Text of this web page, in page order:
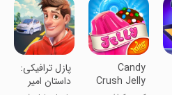
Candy
Crush Jelly
‏‏‏پازل ترافیکی:
داستان امیر